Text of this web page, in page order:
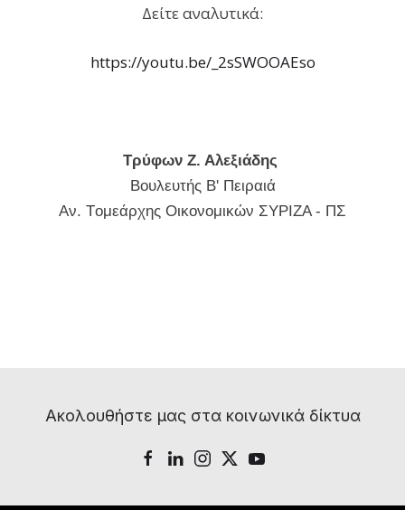
Δείτε αναλυτικά:
https://youtu.be/_2sSWOOAEso
Τρύφων Ζ. Αλεξιάδης
Βουλευτής Β' Πειραιά
Αν. Tομεάρχης Οικονομικών ΣΥΡΙΖΑ - ΠΣ
Ακολουθήστε μας στα κοινωνικά δίκτυα